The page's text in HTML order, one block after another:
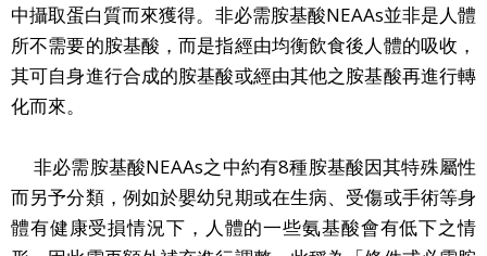
中攝取蛋白質而來獲得。非必需胺基酸NEAAs並非是人體
所不需要的胺基酸，而是指經由均衡飲食後人體的吸收，
其可自身進行合成的胺基酸或經由其他之胺基酸再進行轉
化而來。
非必需胺基酸NEAAs之中約有8種胺基酸因其特殊屬性
而另予分類，例如於嬰幼兒期或在生病、受傷或手術等身
體有健康受損情況下，人體的一些氨基酸會有低下之情